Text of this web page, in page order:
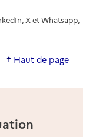
X et Whatsapp,
Haut de page